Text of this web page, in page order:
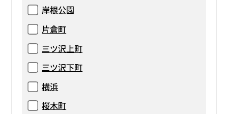
岸根公園
片倉町
三ツ沢上町
三ツ沢下町
横浜
桜木町